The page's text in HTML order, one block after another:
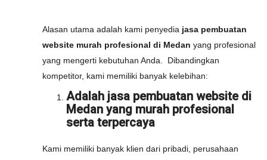
Alasan utama adalah kami penyedia jasa pembuatan
website murah profesional di Medan yang profesional
yang mengerti kebutuhan Anda. Dibandingkan
kompetitor, kami memiliki banyak kelebihan:
Adalah jasa pembuatan website di
Medan yang murah profesional
serta terpercaya
Kami memiliki banyak klien dari pribadi, perusahaan